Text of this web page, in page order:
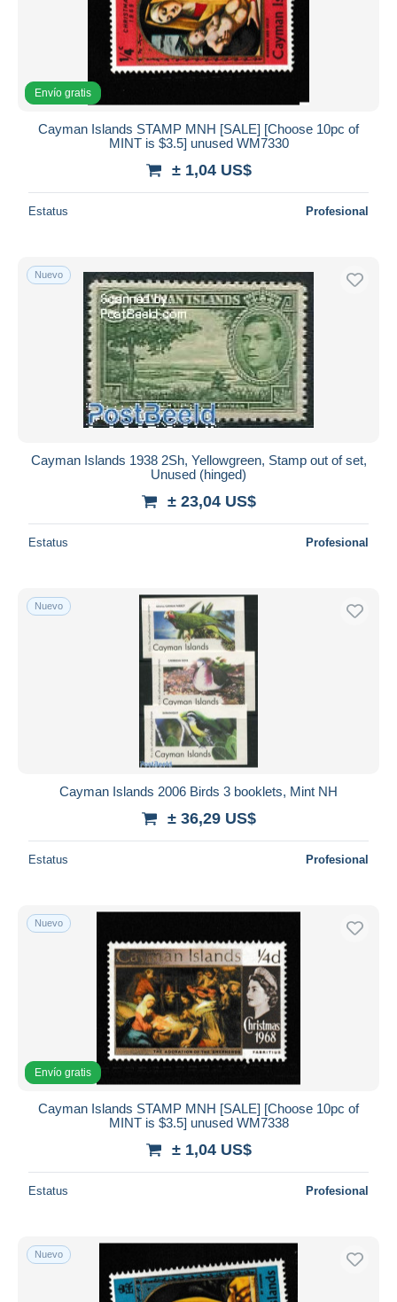
Envío gratis
Cayman Islands STAMP MNH [SALE] [Choose 10pc of
MINT is $3.5] unused WM7330
± 1,04 US$
Estatus Profesional
Nuevo
Cayman Islands 1938 2Sh, Yellowgreen, Stamp out of set,
Unused (hinged)
± 23,04 US$
Estatus Profesional
Nuevo
Cayman Islands 2006 Birds 3 booklets, Mint NH
± 36,29 US$
Estatus Profesional
Nuevo
Envío gratis
Cayman Islands STAMP MNH [SALE] [Choose 10pc of
MINT is $3.5] unused WM7338
± 1,04 US$
Estatus Profesional
Nuevo